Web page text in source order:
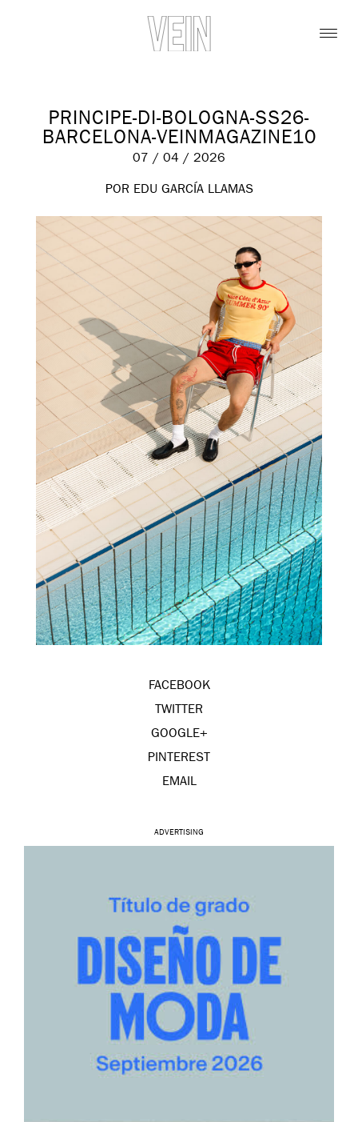
PRINCIPE-DI-BOLOGNA-SS26-
BARCELONA-VEINMAGAZINE10
07 / 04 / 2026
POR EDU GARCÍA LLAMAS
FACEBOOK
TWITTER
GOOGLE+
PINTEREST
EMAIL
ADVERTISING